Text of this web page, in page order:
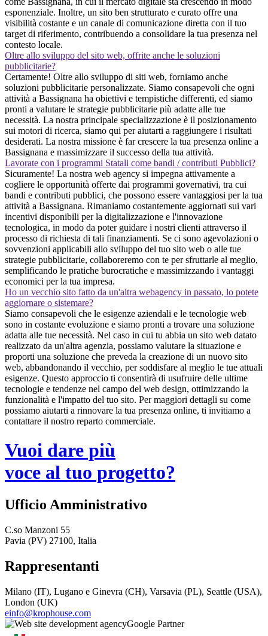
esponenziale. Inoltre, un sito ben strutturato e curato offre una
visibilità costante e un canale di comunicazione diretta con il tuo
target di riferimento, contribuendo a consolidare la tua presenza nel
contesto locale.
Oltre allo sviluppo del sito web, offrite anche le soluzioni
pubblicitarie?
Certamente! Oltre allo sviluppo di siti web, forniamo anche
soluzioni pubblicitarie personalizzate. Siamo consapevoli che ogni
attività a Bassignana ha obiettivi e tempistiche differenti, ed siamo
pronti a valutare le strategie pubblicitarie più adatte alle tue
necessità. La nostra principale specializzazione è il posizionamento
sui motori di ricerca, siamo qui per aiutarti a raggiungere i risultati
desiderati. La nostra missione è far crescere la tua presenza online a
Bassignana e massimizzare il successo della tua attività.
Lavorate con i programmi Statali come bandi / contributi Pubblici?
Sicuramente! La nostra web agency si impegna attivamente a
cogliere le opportunità offerte dai programmi governativi, tra cui
bandi e contributi pubblici, che possono essere vantaggiosi per la tua
attività a Bassignana. Rimaniamo costantemente aggiornati sui vari
incentivi disponibili per la digitalizzazione e l'innovazione
tecnologica, in modo da poter guidare i nostri clienti attraverso il
processo di richiesta di tali finanziamenti. Se ci sono agevolazioni o
sovvenzioni applicabili allo sviluppo del tuo sito web o alle tue
strategie pubblicitarie, collaboreremo con te per sfruttarle al meglio,
semplificando le pratiche burocratiche e massimizzando i vantaggi
economici per la tua impresa.
Ho un vecchio sito fatto da un'altra webagency in passato, lo potete
aggiornare o sistemare?
Siamo consapevoli che le esigenze aziendali e le tecnologie web
sono in costante evoluzione e siamo pronti a trovare una soluzione
adatta alle tue necessità. Nel caso in cui tu abbia un sito web datato
realizzato da un'altra agenzia, possiamo valutare la situazione e
proporti una soluzione che preveda la creazione di un nuovo sito
web, abbandonando il vecchio, per soddisfare al meglio le tue attuali
esigenze. Questo approccio ti consentirà di usufruire delle ultime
tecnologie e tendenze nel campo del web design, ottimizzando la
funzionalità e l'impatto del tuo sito. Per maggiori dettagli su come
possiamo aiutarti a rinnovare la tua presenza online, ti invitiamo a
contattare il nostro reparto commerciale.
Vuoi dare più
voce al tuo progetto?
Ufficio Amministrativo
C.so Manzoni 55
Pavia (PV) 27100, Italia
Rappresentanti
Milano (IT), Lugano e Ginevra (CH), Varsavia (PL), Seattle (USA),
London (UK)
einfo@krophouse.com